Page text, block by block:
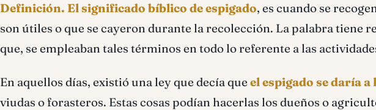
Definición. El significado bíblico de espigado, es cuando se
son útiles o que se cayeron durante la recolección. La palabra tiene
que, se empleaban tales términos en todo lo referente a las
En aquellos días, existió una ley que decía que el espigado se daría
viudas o forasteros. Estas cosas podían hacerlas los dueños o